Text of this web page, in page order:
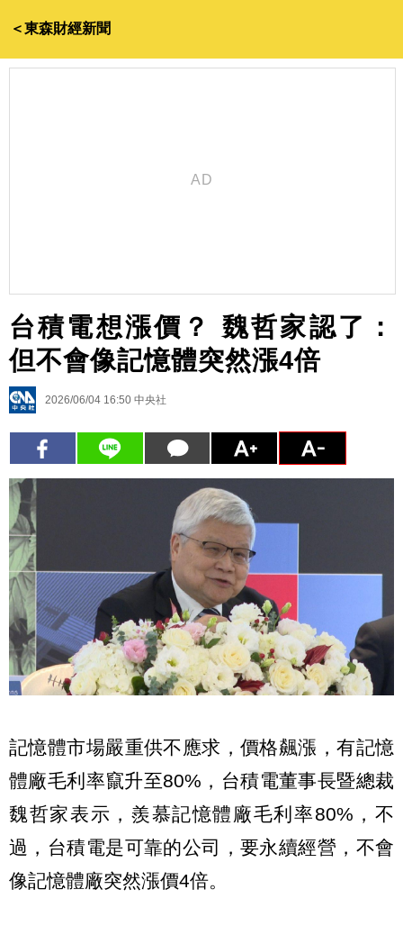
＜東森財經新聞
台積電想漲價？ 魏哲家認了：
但不會像記憶體突然漲4倍
2026/06/04 16:50 中央社
記憶體市場嚴重供不應求，價格飆漲，有記憶
體廠毛利率竄升至80%，台積電董事長暨總裁
魏哲家表示，羨慕記憶體廠毛利率80%，不
過，台積電是可靠的公司，要永續經營，不會
像記憶體廠突然漲價4倍。